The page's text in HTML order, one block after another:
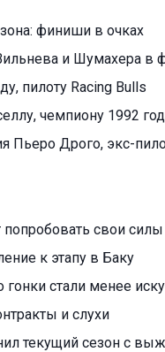
финиши в очках
и Шумахера в
пилоту Racing Bulls
чемпиону 1992
Пьеро Дрого, экс-
свои силы
к этапу в Баку
гонки стали менее
и слухи
текущий сезон с